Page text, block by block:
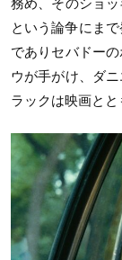
務め、そのショ
という論争にま
でありセバドー
ウが手がけ、ダ
ラックは映画とと